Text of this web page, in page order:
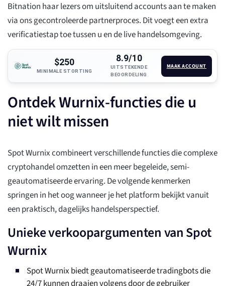
Bitnation haar lezers om uitsluitend accounts aan te maken
via ons gecontroleerde partnerproces. Dit voegt een extra
verificatiestap toe tussen u en de live handelsomgeving.
$250
MINIMALE STORTING
8.9/10
UITSTEKENDE
BEOORDELING
MAAK ACCOUNT
Ontdek Wurnix-functies die u
niet wilt missen
Spot Wurnix combineert verschillende functies die complexe
cryptohandel omzetten in een meer begeleide, semi-
geautomatiseerde ervaring. De volgende kenmerken
springen in het oog wanneer je het platform bekijkt vanuit
een praktisch, dagelijks handelsperspectief.
Unieke verkoopargumenten van Spot
Wurnix
Spot Wurnix biedt geautomatiseerde tradingbots die